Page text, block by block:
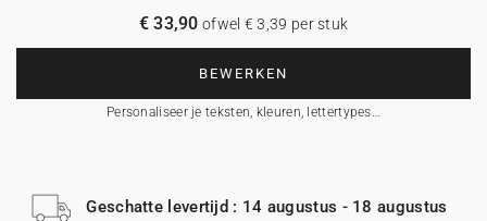
BEWERKEN
Personaliseer je teksten, kleuren, lettertypes…
€ 33,90 ofwel € 3,39 per stuk
Geschatte levertijd : 14 augustus - 18 augustus